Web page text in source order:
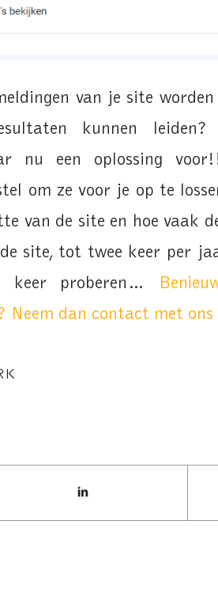
van je site
kunnen leiden?
nu een oplossing
om ze voor je op te
van de site en hoe vaak
site, tot twee keer per
keer proberen…
dan contact met ons